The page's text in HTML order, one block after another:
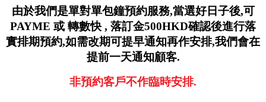
由於我們是單對單包鐘預約服務,當選好日子後,可
PAYME 或 轉數快 , 落訂金500HKD確認後進行落
實排期預約,如需改期可提早通知再作安排,我們會在
提前一天通知顧客.
非預約客戶不作臨時安排.